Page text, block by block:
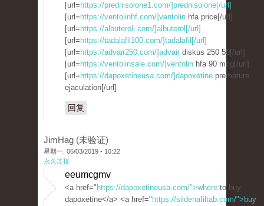
[url= https://prednisolone1.com/]prednisolone[/url]
[url= https://ventolinhf.com/]ventolin hfa price[/url]
[url= https://albuteroli.com/]albuterol[/url]
[url= https://tadalafil100.com/]tadalafil[/url]
[url= https://advair250.com/]advair diskus 250 50[/url]
[url= https://ventolinsale.com/]ventolin hfa 90 mcg[/url]
[url= https://dapoxetineusa.com/]dapoxetine premature
ejaculation[/url]
回复
JimHag (未验证)
星期一, 06/03/2019 - 10:22
永久连接
eeumcgmv
<a href=" https://dapoxetineusa.com/">where to buy
dapoxetine</a> <a href=" https://sildenafiltab.com/">buy